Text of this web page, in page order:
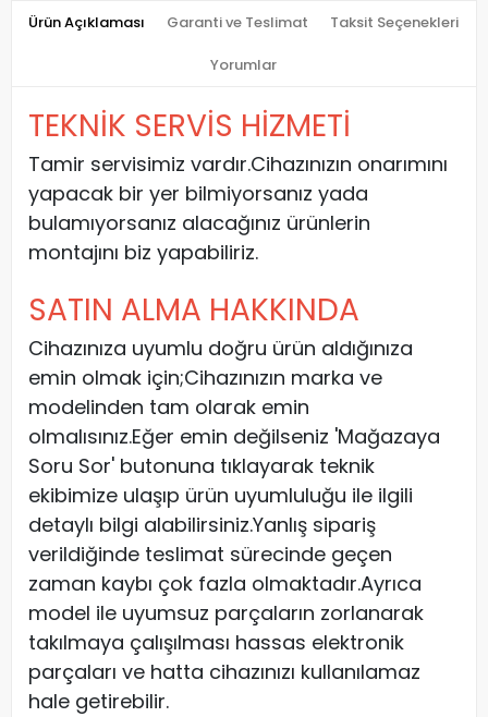
Ürün Açıklaması Garanti ve Teslimat Taksit Seçenekleri
Yorumlar
TEKNİK SERVİS HİZMETİ
Tamir servisimiz vardır.Cihazınızın onarımını
yapacak bir yer bilmiyorsanız yada
bulamıyorsanız alacağınız ürünlerin
montajını biz yapabiliriz.
SATIN ALMA HAKKINDA
Cihazınıza uyumlu doğru ürün aldığınıza
emin olmak için;Cihazınızın marka ve
modelinden tam olarak emin
olmalısınız.Eğer emin değilseniz 'Mağazaya
Soru Sor' butonuna tıklayarak teknik
ekibimize ulaşıp ürün uyumluluğu ile ilgili
detaylı bilgi alabilirsiniz.Yanlış sipariş
verildiğinde teslimat sürecinde geçen
zaman kaybı çok fazla olmaktadır.Ayrıca
model ile uyumsuz parçaların zorlanarak
takılmaya çalışılması hassas elektronik
parçaları ve hatta cihazınızı kullanılamaz
hale getirebilir.